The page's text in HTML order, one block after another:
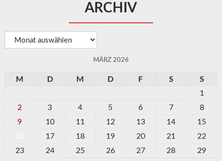
ARCHIV
Archiv
MÄRZ 2026
M D M D F S
S
1
2
3 4 5 6 7
8
9
10 11 12 13 14
15
17 18 19 20 21
22
23
24 25 26 27 28
29